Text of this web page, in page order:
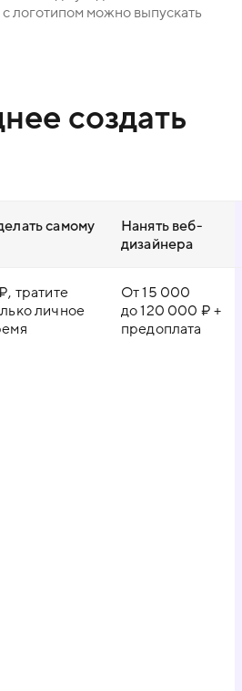
логотипом можно выпускать
создать
самому
Нанять веб-
дизайнера
тратите
личное
От 15 000
до 120 000 ₽ +
предоплата